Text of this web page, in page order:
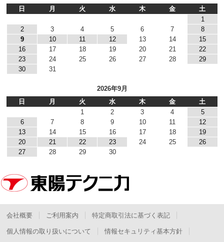
日
月 火 水 木 金
土
1
2
3 4 5 6 7
8
9
10 11 12 13 14
15
16
17 18 19 20 21
22
23
24 25 26 27 28
29
30
31
2026年9月
日
月 火 水 木 金
土
1
2 3 4
5
6
7 8 9 10 11
12
13
14 15 16 17 18
19
20
21 22 23 24 25
26
27
28 29 30
会社概要 ご利用案内 特定商取引法に基づく表記
個人情報の取り扱いについて 情報セキュリティ基本方針